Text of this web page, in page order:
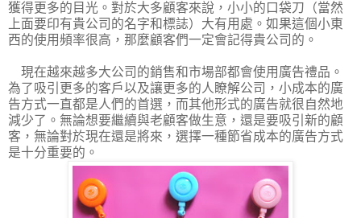
獲得更多的目光。對於大多顧客來說，小小的口袋刀（當然
上面要印有貴公司的名字和標誌）大有用處。如果這個小東
西的使用頻率很高，那麼顧客們一定會記得貴公司的。
現在越來越多大公司的銷售和市場部都會使用廣告禮品。
為了吸引更多的客戶以及讓更多的人瞭解公司，小成本的廣
告方式一直都是人們的首選，而其他形式的廣告就很自然地
減少了。無論想要繼續與老顧客做生意，還是要吸引新的顧
客，無論對於現在還是將來，選擇一種節省成本的廣告方式
是十分重要的。